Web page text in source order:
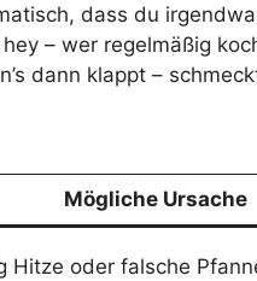
dass du
– wer regelmäßig
dann klappt –
Mögliche Ursache
Hitze oder falsche